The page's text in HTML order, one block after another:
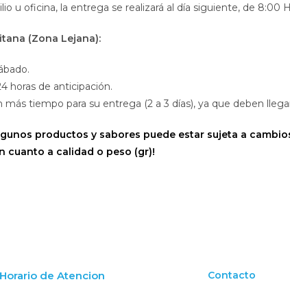
u oficina, la entrega se realizará al día siguiente, de 8:00
(Zona Lejana):
horas de anticipación.
tiempo para su entrega (2 a 3 días), ya que deben
productos y sabores puede estar sujeta a
cuanto a calidad o peso (gr)!
Horario de Atencion Contacto